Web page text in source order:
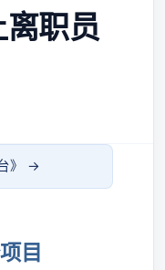
职员
》 →
目